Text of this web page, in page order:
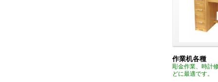
作業机各種
彫金作業、時計
どに最適です。